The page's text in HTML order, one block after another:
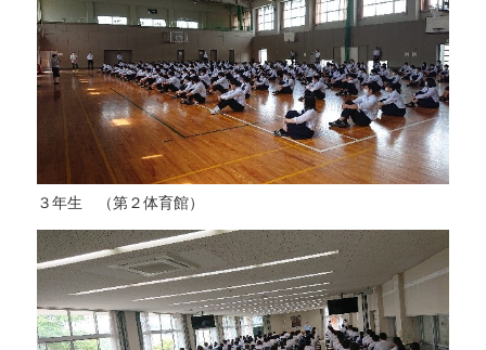
３年生 （第２体育館）